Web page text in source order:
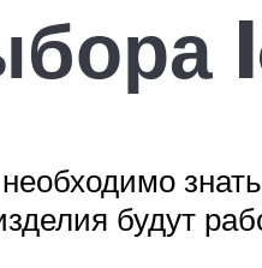
будут